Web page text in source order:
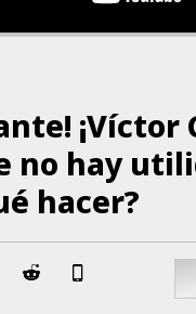
¡Víctor
no hay
hacer?